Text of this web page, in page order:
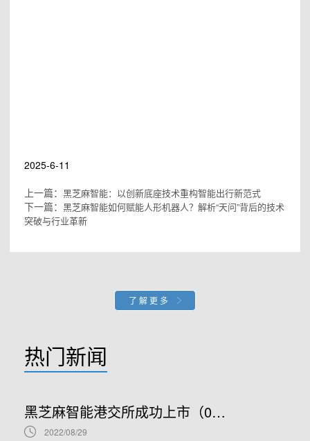
2025-6-11
上一篇： 黑芝麻智能：以创新底座技术重构智能出行新范式
下一篇： 黑芝麻智能如何赋能人形机器人？解析“天问”背后的技术
突破与行业革新
了解更多
热门新闻
黑芝麻智能港交所成功上市（02533.HK）：车规级SoC领军者加速全球布局
2022/08/29